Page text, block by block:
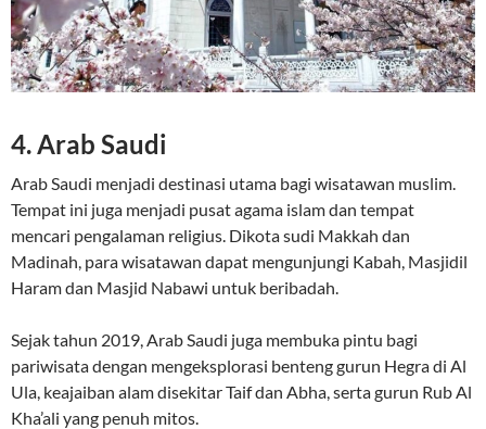
4. Arab Saudi
Arab Saudi menjadi destinasi utama bagi wisatawan muslim.
Tempat ini juga menjadi pusat agama islam dan tempat
mencari pengalaman religius. Dikota sudi Makkah dan
Madinah, para wisatawan dapat mengunjungi Kabah, Masjidil
Haram dan Masjid Nabawi untuk beribadah.
Sejak tahun 2019, Arab Saudi juga membuka pintu bagi
pariwisata dengan mengeksplorasi benteng gurun Hegra di Al
Ula, keajaiban alam disekitar Taif dan Abha, serta gurun Rub Al
Kha’ali yang penuh mitos.